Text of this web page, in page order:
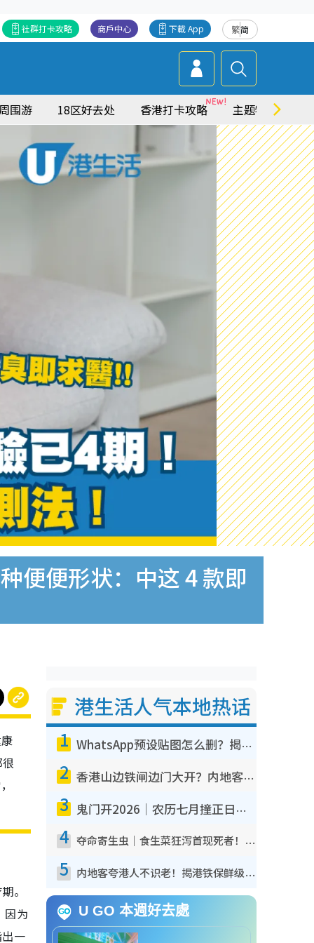
繁简
下載 App
商戶中心
社群打卡攻略
围游 18区好去处 香港打卡攻略 主题特集
便便形状：中这 4 款即
。
因为
一
港生活人气本地热话
1 WhatsApp预设贴图怎么删？揭秘1招“反向操作”还原简洁界面 附3步实测教程
2 香港山边铁闸边门大开？内地客困惑意义何在！网友神回复：这种叫法理性防御
3 鬼门开2026｜农历七月撞正日全食特别邪？专家警告切忌做一事！揭4大禁忌+2招保平安
4 夺命寄生虫｜食生菜狂泻首现死者！疫潮恶化录1.8万宗病例 揭洗菜3大谬误
5 内地客夸港人不识老！揭港铁保鲜级冷气 港人求放过：别投诉
U GO 本週好去處